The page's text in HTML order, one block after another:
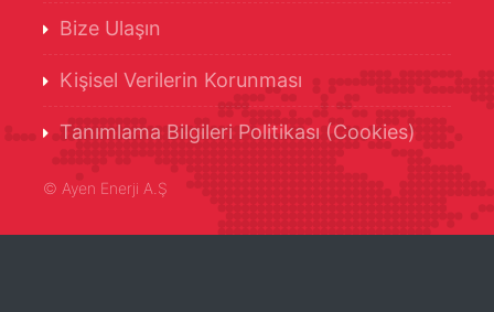
Bize Ulaşın
Kişisel Verilerin Korunması
Tanımlama Bilgileri Politikası (Cookies)
© Ayen Enerji A.Ş